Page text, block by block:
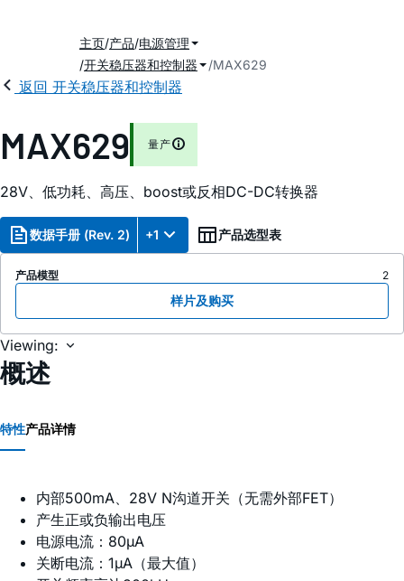
主页 产品 电源管理
开关稳压器和控制器
MAX629
返回 开关稳压器和控制器
MAX629 量产
28V、低功耗、高压、boost或反相DC-DC转换器
数据手册 (Rev. 2) +1 产品选型表
产品模型 2
样片及购买
Viewing:
概述
特性产品详情
内部500mA、28V N沟道开关（无需外部FET）
产生正或负输出电压
电源电流：80µA
关断电流：1µA（最大值）